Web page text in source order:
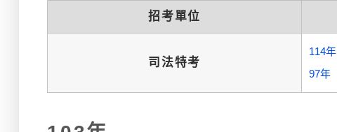
招考單位
司法特考
114年
97年